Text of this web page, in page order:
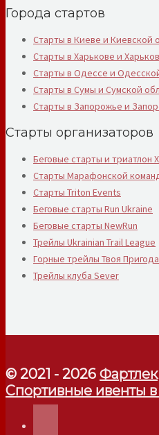
Города стартов
Старты в Киеве и Киевской
Старты в Харькове и
Старты в Одессе и
Старты в Сумы и Сумской
Старты в Запорожье и
Старты организаторов
Беговые старты и триатлон
Старты Марафонской
Старты Triton Events
Беговые старты Run Ukraine
Беговые старты NewRun
Трейлы Ukrainian Trail League
Горные трейлы Твоя Пригода
Трейлы клуба Sever
© 2021 - 2026 Фартлек
Спортивные ивенты